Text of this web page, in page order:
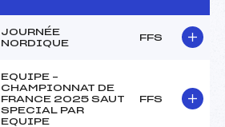
JOURNÉE
NORDIQUE
FFS
EQUIPE –
CHAMPIONNAT DE
FRANCE 2025 SAUT
SPECIAL PAR
EQUIPE
FFS